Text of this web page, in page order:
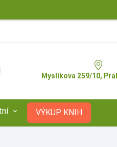
Myslíkova 259/10,
VÝKUP KNIH